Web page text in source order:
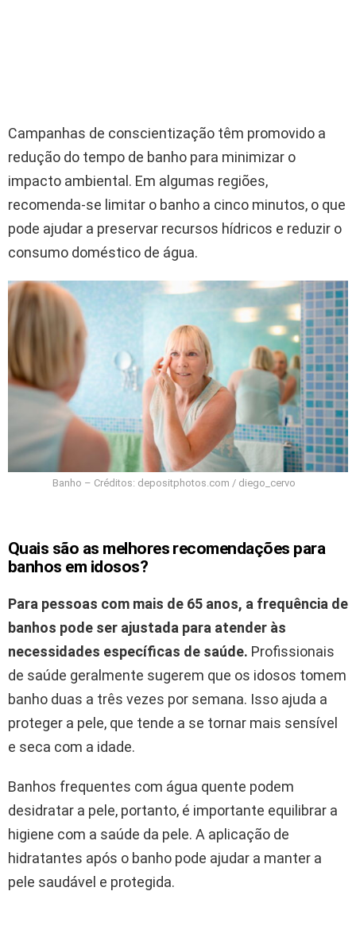
Campanhas de conscientização têm promovido a
redução do tempo de banho para minimizar o
impacto ambiental. Em algumas regiões,
recomenda-se limitar o banho a cinco minutos, o que
pode ajudar a preservar recursos hídricos e reduzir o
consumo doméstico de água.
Banho – Créditos: depositphotos.com / diego_cervo
Quais são as melhores recomendações para
banhos em idosos?
Para pessoas com mais de 65 anos, a frequência de
banhos pode ser ajustada para atender às
necessidades específicas de saúde. Profissionais
de saúde geralmente sugerem que os idosos tomem
banho duas a três vezes por semana. Isso ajuda a
proteger a pele, que tende a se tornar mais sensível
e seca com a idade.
Banhos frequentes com água quente podem
desidratar a pele, portanto, é importante equilibrar a
higiene com a saúde da pele. A aplicação de
hidratantes após o banho pode ajudar a manter a
pele saudável e protegida.